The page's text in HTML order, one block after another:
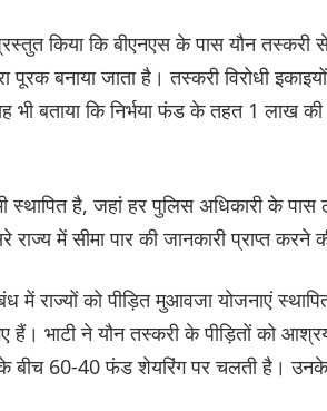
किया कि बीएनएस के पास यौन तस्करी
पूरक बनाया जाता है। तस्करी विरोधी
भी बताया कि निर्भया फंड के तहत 1 लाख
स्थापित है, जहां हर पुलिस अधिकारी के पास
में सीमा पार की जानकारी प्राप्त करने
राज्यों को पीड़ित मुआवजा योजनाएं
हैं। भाटी ने यौन तस्करी के पीड़ितों को
के बीच 60-40 फंड शेयरिंग पर चलती है।